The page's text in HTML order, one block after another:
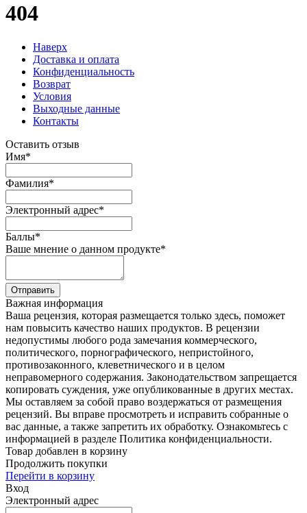
404
Наверх
Доставка и оплата
Конфиденциальность
Возврат
Условия
Выходные данные
Контакты
Оставить отзыв
Имя*
Фамилия*
Электронный адрес*
Баллы*
Ваше мнение о данном продукте*
Отправить
Важная информация
Ваша рецензия, которая размещается только здесь, поможет
нам повысить качество наших продуктов. В рецензии
недопустимы любого рода замечания коммерческого,
политического, порнографического, непристойного,
противозаконного, клеветнического и в целом
неправомерного содержания. Законодательством запрещается
копировать суждения, уже опубликованные в других местах.
Мы оставляем за собой право воздержаться от размещения
рецензий. Вы вправе просмотреть и исправить собранные о
вас данные, а также запретить их обработку. Ознакомьтесь с
информацией в разделе Политика конфиденциальности.
Товар добавлен в корзину
Продолжить покупки
Перейти в корзину
Вход
Электронный адрес